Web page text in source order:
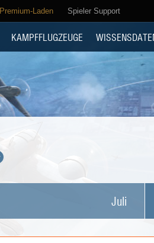
Premium-Laden Spieler Support
KAMPFFLUGZEUGE
Juli